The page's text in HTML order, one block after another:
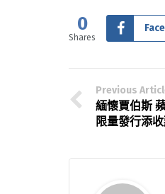
0
Shares
Previous
緬懷賈伯斯
限量發行添